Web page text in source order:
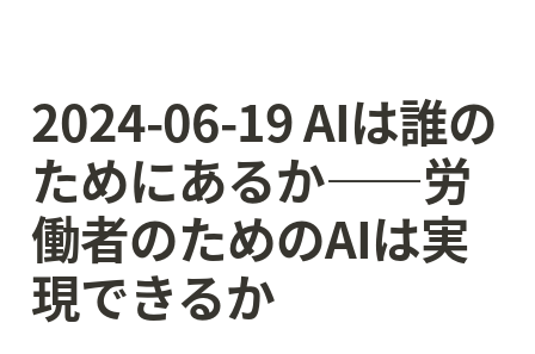
2024-06-19 AIは誰の
ためにあるか——労
働者のためのAIは実
現できるか